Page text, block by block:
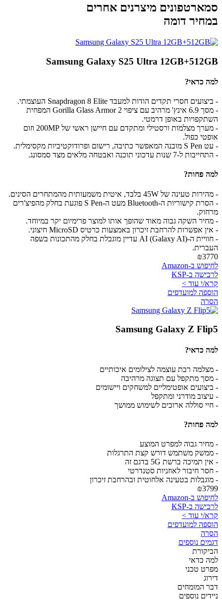
סמארטפונים מיצרנים אחרים
במחיר דומה
Samsung Galaxy S25 Ultra 12GB+512GB
למה כדאי?
- ביצועים חסרי תקדים הודות למעבד Snapdragon 8 Elite העוצמתי.
- מסך 6.9 אינץ' מרהיב עם ציפוי Gorilla Glass Armor 2 המפחית
השתקפויות באופן דרמטי.
- מערך מצלמות ורסטילי ומתקדם עם חיישן ראשי של 200MP וזום
אופטי כפול.
- עט S Pen מובנה המאפשר כתיבה, רישום ופרודוקטיביות מקסימלית.
- התחייבות ל-7 שנות עדכוני תוכנה ואבטחה מלאים מצד סמסונג.
למה פחות?
- מהירות טעינה של 45W בלבד, איטית משמעותית מהמתחרים הסינים.
- הסרת קישוריות ה-Bluetooth מעט ה-S Pen פוגעת בחלק מהפיצ'רים
מרחוק.
- מחיר השקה גבוה מאוד שהופך אותו למוצר פרימיום יקר במיוחד.
- אין אפשרות להרחבת זיכרון באמצעות כרטיס MicroSD חיצוני.
- חוויית ה-AI (Galaxy AI) עדיין מוגבלת בחלק מהתכונות בשפה
העברית.
₪3770
לחיפוש ב-Amazon
לרכישה ב-KSP
קרא/י עוד >
הוספה למועדפים
הסרה
Samsung Galaxy Z Flip5
למה כדאי?
- מצלמה רבת עוצמה לצילומים איכותיים
- מסך מתקפל עם תצוגה מרהיבה
- ביצועים אופטימליים למשחקים ויישומים
- עיצוב מודרני ומתקפל
- חיי סוללה ארוכים לשימוש ממושך
למה פחות?
- מחיר גבוה למפרט המוצע
- ממשק משתמש דורש קצת התרגלות
- אין תמיכה ברשת 5G בדגם זה
- חסר חיבור לאוזניות סטנדרטי
- מוגבלות בטעינה אלחוטית ובהרחבת זיכרון
₪3799
לחיפוש ב-Amazon
לרכישה ב-KSP
קרא/י עוד >
הוספה למועדפים
הסרה
דגמים נוספים
הביקורת
למה כדאי
מפרט טכני
דירוג
דבר המומחים
ניידים נוספים